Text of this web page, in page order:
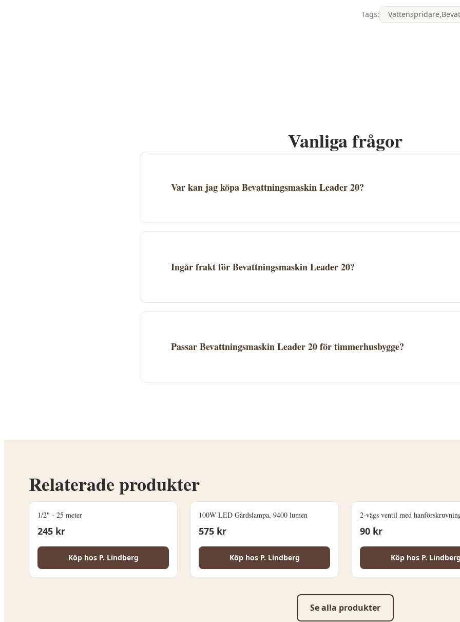
Tags:
Vanliga frågor
Var kan jag köpa Bevattningsmaskin Leader 20?
genomföra köpet. Aktuellt pris och lagerstatus ser du hos P. Lindberg.
Ingår frakt för Bevattningsmaskin Leader 20?
Många leverantörer erbjuder fri frakt över ett visst belopp.
Passar Bevattningsmaskin Leader 20 för timmerhusbygge?
Relaterade produkter
1/2" - 25 meter
245 kr
Köp hos P. Lindberg
100W LED Gårdslampa, 9400 lumen
575 kr
Köp hos P. Lindberg
2-vägs ventil med
90 kr
Köp hos P. Lindberg
Se alla produkter